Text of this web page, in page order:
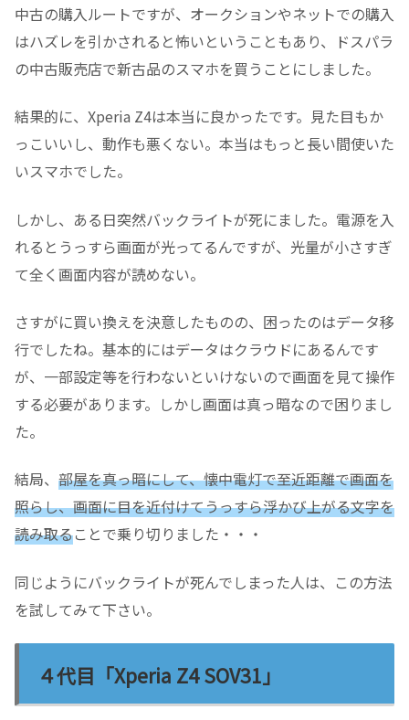
中古の購入ルートですが、オークションやネットでの購入
はハズレを引かされると怖いということもあり、ドスパラ
の中古販売店で新古品のスマホを買うことにしました。
結果的に、Xperia Z4は本当に良かったです。見た目もか
っこいいし、動作も悪くない。本当はもっと長い間使いた
いスマホでした。
しかし、ある日突然バックライトが死にました。電源を入
れるとうっすら画面が光ってるんですが、光量が小さすぎ
て全く画面内容が読めない。
さすがに買い換えを決意したものの、困ったのはデータ移
行でしたね。基本的にはデータはクラウドにあるんです
が、一部設定等を行わないといけないので画面を見て操作
する必要があります。しかし画面は真っ暗なので困りまし
た。
結局、 部屋を真っ暗にして、懐中電灯で至近距離で画面を
照らし、画面に目を近付けてうっすら浮かび上がる文字を
読み取ることで乗り切りました・・・
同じようにバックライトが死んでしまった人は、この方法
を試してみて下さい。
４代目「Xperia Z4 SOV31」